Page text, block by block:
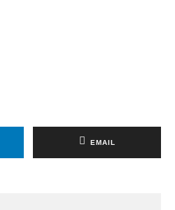
EMAIL